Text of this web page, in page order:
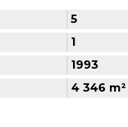
5
1
1993
4 346 m²